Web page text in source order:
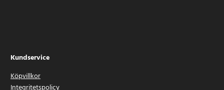
Kundservice
Köpvillkor